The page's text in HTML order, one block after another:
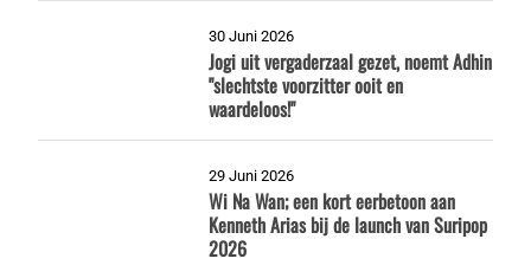
30 Juni 2026
Jogi uit vergaderzaal gezet, noemt Adhin
"slechtste voorzitter ooit en
waardeloos!"
29 Juni 2026
Wi Na Wan; een kort eerbetoon aan
Kenneth Arias bij de launch van Suripop
2026